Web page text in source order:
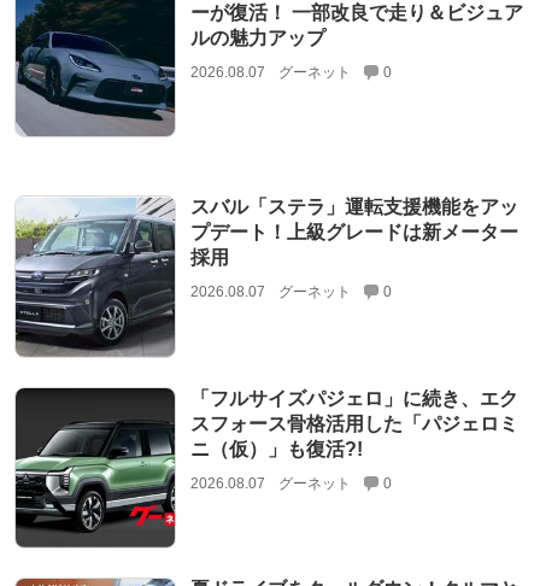
ーが復活！ 一部改良で走り＆ビジュア
ルの魅力アップ
2026.08.07 グーネット 0
スバル「ステラ」運転支援機能をアッ
プデート！上級グレードは新メーター
採用
2026.08.07 グーネット 0
「フルサイズパジェロ」に続き、エク
スフォース骨格活用した「パジェロミ
ニ（仮）」も復活?!
2026.08.07 グーネット 0